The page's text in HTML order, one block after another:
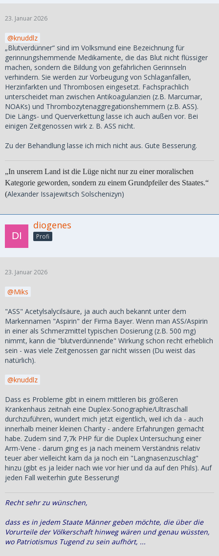
23. Januar 2026
knuddlz
„Blutverdünner“ sind im Volksmund eine Bezeichnung für
gerinnungshemmende Medikamente, die das Blut nicht flüssiger
machen, sondern die Bildung von gefährlichen Gerinnseln
verhindern. Sie werden zur Vorbeugung von Schlaganfällen,
Herzinfarkten und Thrombosen eingesetzt. Fachsprachlich
unterscheidet man zwischen Antikoagulanzien (z.B. Marcumar,
NOAKs) und Thrombozytenaggregationshemmern (z.B. ASS).
Die Längs- und Querverkettung lasse ich auch außen vor. Bei
einigen Zeitgenossen wirk z. B. ASS nicht.
Zu der Behandlung lasse ich mich nicht aus. Gute Besserung.
„In unserem Land ist die Lüge nicht nur zu einer moralischen
Kategorie geworden, sondern zu einem Grundpfeiler des Staates.“
(Alexander Issajewitsch Solschenizyn)
diogenes
Profi
23. Januar 2026
Miks
"ASS" Acetylsalycilsäure, ja auch auch bekannt unter dem
Markennamen "Aspirin" der Firma Bayer. Wenn man ASS/Aspirin
in einer als Schmerzmittel typischen Dosierung (z.B. 500 mg)
nimmt, kann die "blutverdünnende" Wirkung schon recht erheblich
sein - was viele Zeitgenossen gar nicht wissen (Du weist das
natürlich).
knuddlz
Dass es Probleme gibt in einem mittleren bis größeren
Krankenhaus zeitnah eine Duplex-Sonographie/Ultraschall
durchzuführen, wundert mich jetzt eigentlich, weil ich da - auch
innerhalb meiner kleinen Charity - andere Erfahrungen gemacht
habe. Zudem sind 7,7k PHP für die Duplex Untersuchung einer
Arm-Vene - darum ging es ja nach meinem Verständnis relativ
teuer aber vielleicht kam da ja noch ein "Langnasenzuschlag"
hinzu (gibt es ja leider nach wie vor hier und da auf den Phils). Auf
jeden Fall weiterhin gute Besserung!
Recht sehr zu wünschen,
dass es in jedem Staate Männer geben möchte, die über die
Vorurteile der Völkerschaft hinweg wären und genau wüssten,
wo Patriotismus Tugend zu sein aufhört, ...